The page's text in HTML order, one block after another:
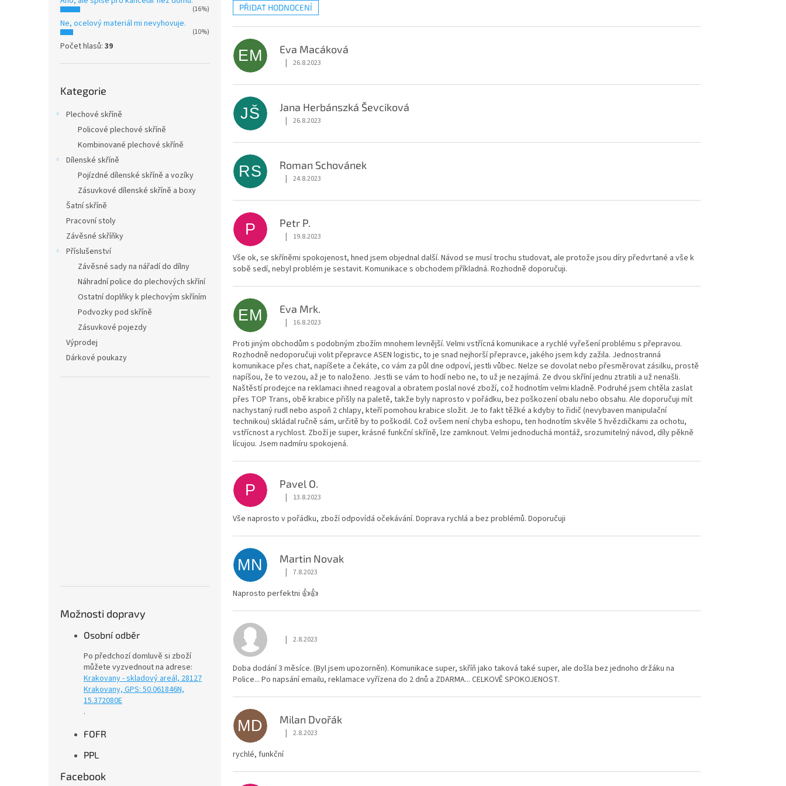
(16%)
Ne, ocelový materiál mi nevyhovuje.
(10%)
Počet hlasů: 39
kategorie
Kategorie
Plechové skříně
Policové plechové skříně
Kombinované plechové skříně
Dílenské skříně
Pojízdné dílenské skříně a vozíky
Zásuvkové dílenské skříně a boxy
Šatní skříně
Pracovní stoly
Závěsné skříňky
Příslušenství
Závěsné sady na nářadí do dílny
Náhradní police do plechových skříní
Ostatní doplňky k plechovým skříním
Podvozky pod skříně
Zásuvkové pojezdy
Výprodej
Dárkové poukazy
Možnosti dopravy
Osobní odběr
Po předchozí domluvě si zboží
můžete vyzvednout na adrese:
Krakovany - skladový areál, 28127
Krakovany, GPS: 50.061846N,
15.372080E
.
FOFR
PPL
Facebook
PŘIDAT HODNOCENÍ
p
i
h
o
d
n
e
n
EM Eva Macáková
Hodnocení obchodu je 5 z 5 hvězdiček.
| 26.8.2023
JŠ Jana Herbánszká Ševciková
Hodnocení obchodu je 5 z 5 hvězdiček.
| 26.8.2023
RS Roman Schovánek
Hodnocení obchodu je 5 z 5 hvězdiček.
| 24.8.2023
P Petr P.
Hodnocení obchodu je 5 z 5 hvězdiček.
| 19.8.2023
Vše ok, se skříněmi spokojenost, hned jsem objednal další. Návod se musí trochu studovat, ale protože jsou díry předvrtané a vše k
sobě sedí, nebyl problém je sestavit. Komunikace s obchodem příkladná. Rozhodně doporučuji.
EM Eva Mrk.
Hodnocení obchodu je 5 z 5 hvězdiček.
| 16.8.2023
Proti jiným obchodům s podobným zbožím mnohem levnější. Velmi vstřícná komunikace a rychlé vyřešení problému s přepravou.
Rozhodně nedoporučuji volit přepravce ASEN logistic, to je snad nejhorší přepravce, jakého jsem kdy zažila. Jednostranná
komunikace přes chat, napíšete a čekáte, co vám za půl dne odpoví, jestli vůbec. Nelze se dovolat nebo přesměrovat zásilku, prostě
napíšou, že to vezou, až je to naloženo. Jestli se vám to hodí nebo ne, to už je nezajímá. Ze dvou skříní jednu ztratili a už nenašli.
Naštěstí prodejce na reklamaci ihned reagoval a obratem poslal nové zboží, což hodnotím velmi kladně. Podruhé jsem chtěla zaslat
přes TOP Trans, obě krabice přišly na paletě, takže byly naprosto v pořádku, bez poškození obalu nebo obsahu. Ale doporučuji mít
nachystaný rudl nebo aspoň 2 chlapy, kteří pomohou krabice složit. Je to fakt těžké a kdyby to řidič (nevybaven manipulační
technikou) skládal ručně sám, určitě by to poškodil. Což ovšem není chyba eshopu, ten hodnotím skvěle 5 hvězdičkami za ochotu,
vstřícnost a rychlost. Zboží je super, krásné funkční skříně, lze zamknout. Velmi jednoduchá montáž, srozumitelný návod, díly pěkně
lícujou. Jsem nadmíru spokojená.
P Pavel O.
Hodnocení obchodu je 5 z 5 hvězdiček.
| 13.8.2023
Vše naprosto v pořádku, zboží odpovídá očekávání. Doprava rychlá a bez problémů. Doporučuji
MN Martin Novak
Hodnocení obchodu je 5 z 5 hvězdiček.
| 7.8.2023
Naprosto perfektni 👍👍
Hodnocení obchodu je 5 z 5 hvězdiček.
| 2.8.2023
Doba dodání 3 měsíce. (Byl jsem upozorněn). Komunikace super, skříň jako taková také super, ale došla bez jednoho držáku na
Police... Po napsání emailu, reklamace vyřízena do 2 dnů a ZDARMA... CELKOVĚ SPOKOJENOST.
MD Milan Dvořák
Hodnocení obchodu je 5 z 5 hvězdiček.
| 2.8.2023
rychlé, funkční